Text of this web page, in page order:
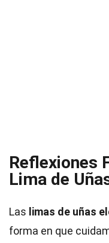
Reflexiones
Lima de
Las limas de uñas
forma en que